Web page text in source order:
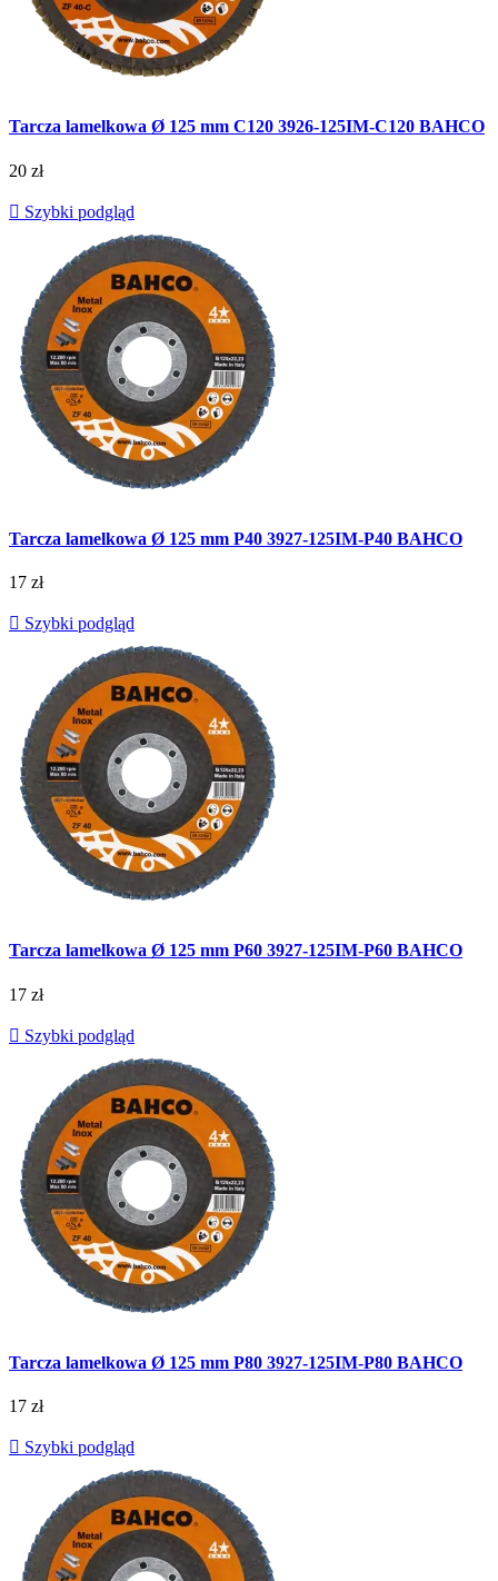
Tarcza lamelkowa Ø 125 mm C120 3926-125IM-C120 BAHCO
20 zł
 Szybki podgląd
Tarcza lamelkowa Ø 125 mm P40 3927-125IM-P40 BAHCO
17 zł
 Szybki podgląd
Tarcza lamelkowa Ø 125 mm P60 3927-125IM-P60 BAHCO
17 zł
 Szybki podgląd
Tarcza lamelkowa Ø 125 mm P80 3927-125IM-P80 BAHCO
17 zł
 Szybki podgląd